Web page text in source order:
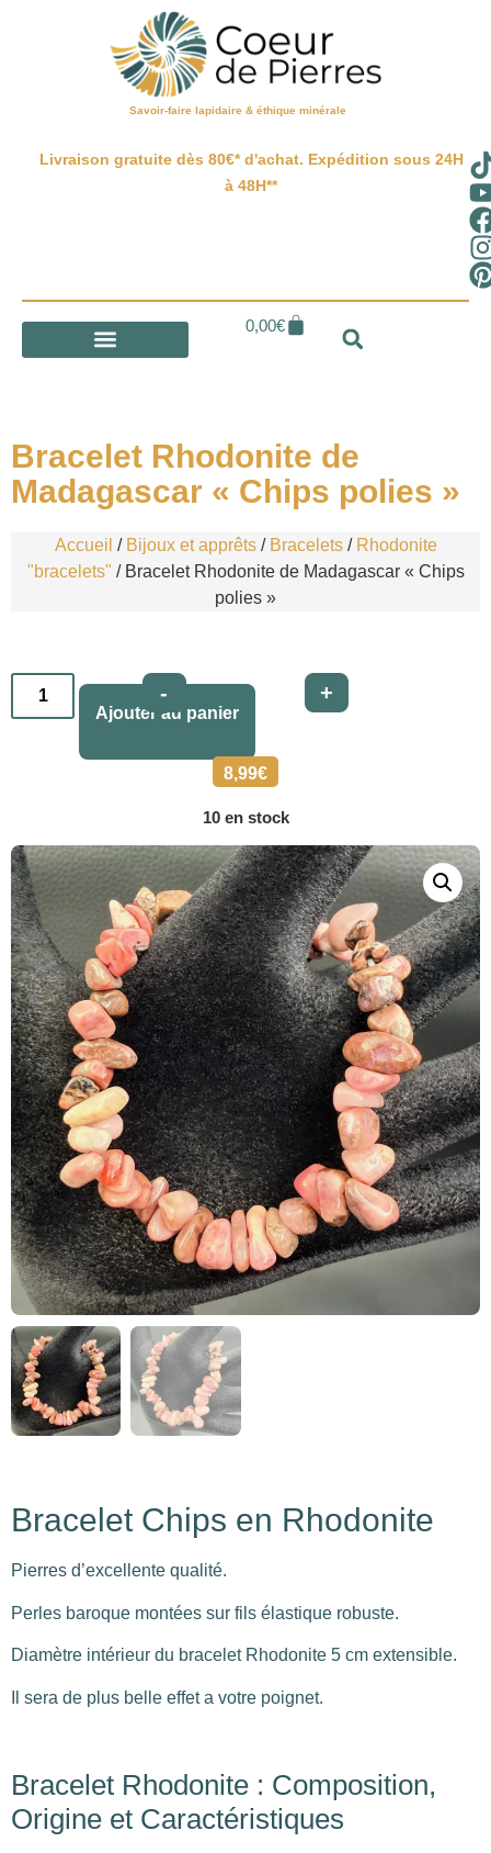
Savoir-faire lapidaire & éthique minérale
Livraison gratuite dès 80€* d'achat. Expédition sous 24H
à 48H**
0,00€
Bracelet Rhodonite de
Madagascar « Chips polies »
Accueil / Bijoux et apprêts/ Bracelets/ Rhodonite
"bracelets" / Bracelet Rhodonite de Madagascar « Chips
polies »
Bracelet Chips en Rhodonite
Pierres d’excellente qualité.
Perles baroque montées sur fils élastique robuste.
Diamètre intérieur du bracelet Rhodonite 5 cm extensible.
Il sera de plus belle effet a votre poignet.
Bracelet Rhodonite : Composition,
Origine et Caractéristiques
8,99€
10 en stock
- +
Ajouter au panier
Alternative: